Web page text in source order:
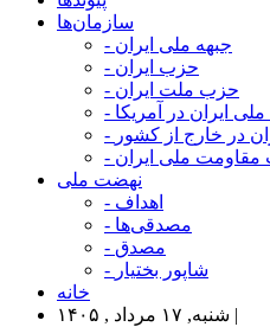
سازمان‌ها
- جبهه ملی ایران
- حزب ایران
- حزب ملت ایران
ایران در آمریکا
در خارج از کشور
مقاومت ملی ایران
نهضت ملی
- اهداف
- مصدقی‌ها
- مصدق
- شاپور بختیار
خانه
شنبه, ۱۷ مرداد , ۱۴۰۵ |